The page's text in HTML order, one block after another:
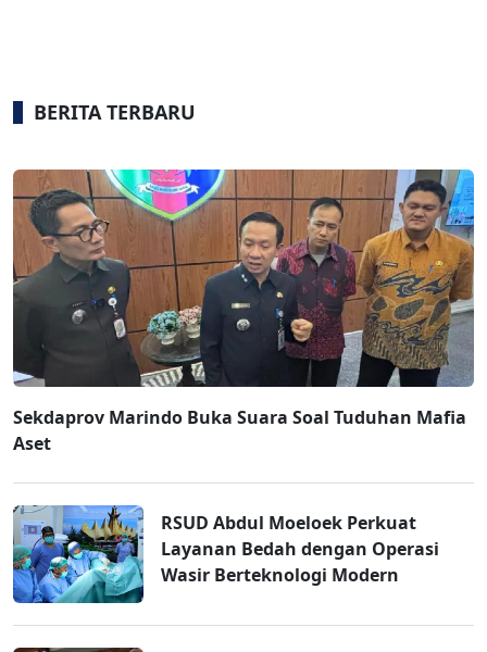
BERITA TERBARU
Sekdaprov Marindo Buka Suara Soal Tuduhan Mafia
Aset
RSUD Abdul Moeloek Perkuat
Layanan Bedah dengan Operasi
Wasir Berteknologi Modern